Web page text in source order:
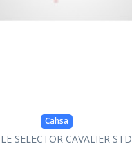
Cahsa
SELECTOR CAVALIER STD